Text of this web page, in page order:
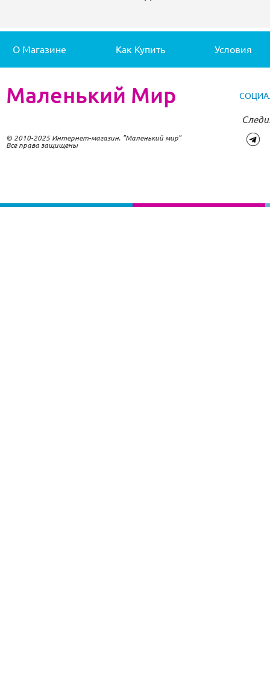
О Магазине Как Купить Условия
Маленький Мир
© 2010-2025 Интернет-магазин. "Маленький мир"
Все права защищены